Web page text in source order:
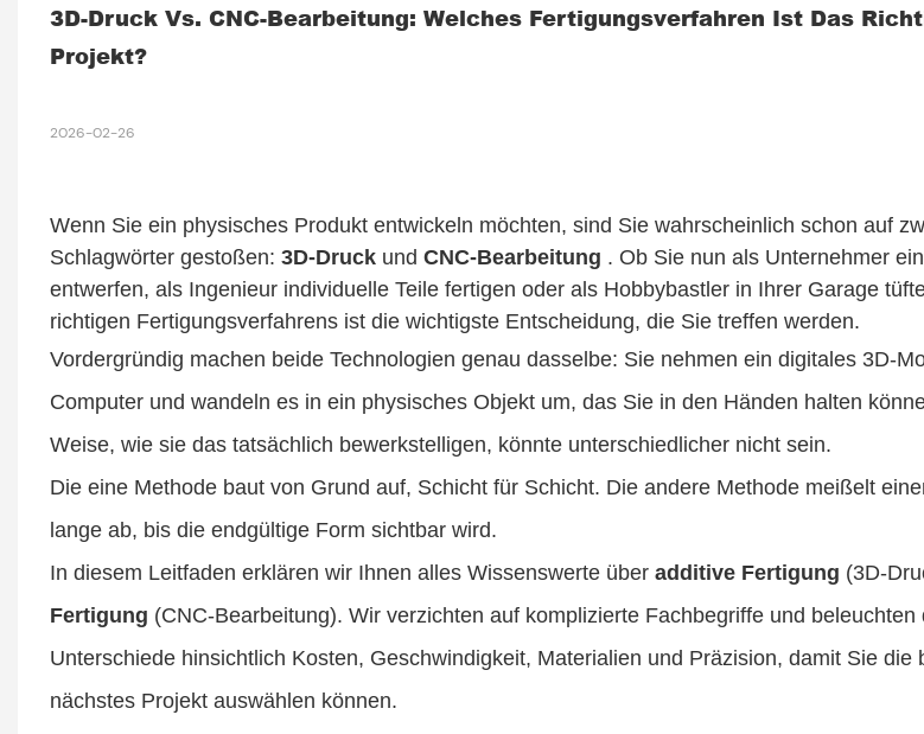
3D-Druck Vs. CNC-Bearbeitung: Welches Fertigungsverfahren Ist Das
Projekt?
2026-02-26
Wenn Sie ein physisches Produkt entwickeln möchten, sind Sie wahrscheinlich schon auf
Schlagwörter gestoßen: 3D-Druckund CNC-Bearbeitung . Ob Sie nun als Unternehmer
entwerfen, als Ingenieur individuelle Teile fertigen oder als Hobbybastler in Ihrer Garage
richtigen Fertigungsverfahrens ist die wichtigste Entscheidung, die Sie treffen werden.
Vordergründig machen beide Technologien genau dasselbe: Sie nehmen ein digitales 3D-
Computer und wandeln es in ein physisches Objekt um, das Sie in den Händen halten
Weise, wie sie das tatsächlich bewerkstelligen, könnte unterschiedlicher nicht sein.
Die eine Methode baut von Grund auf, Schicht für Schicht. Die andere Methode meißelt
lange ab, bis die endgültige Form sichtbar wird.
In diesem Leitfaden erklären wir Ihnen alles Wissenswerte über additive Fertigung (3D-
Fertigung (CNC-Bearbeitung). Wir verzichten auf komplizierte Fachbegriffe und beleuchten
Unterschiede hinsichtlich Kosten, Geschwindigkeit, Materialien und Präzision, damit Sie die
nächstes Projekt auswählen können.